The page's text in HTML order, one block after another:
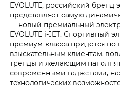
EVOLUTE, российский
представляет самую
— новый премиальный
EVOLUTE i‑JET. Спортивный
премиум-класса придется по
взыскательным клиентам,
тренды и желающим
современными гаджетами,
технологических